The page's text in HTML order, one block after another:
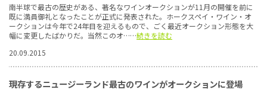
南半球で最古の歴史がある、著名なワインオークションが11月の開催を前に
既に満員御礼となったことが正式に発表された。ホークスペイ・ワイン・オ
ークションは今年で24年目を迎えるもので、ごく最近オークション形態を大
幅に変更したばかりだ。当然このオ……続きを読む
20.09.2015
現存するニュージーランド最古のワインがオークションに登場